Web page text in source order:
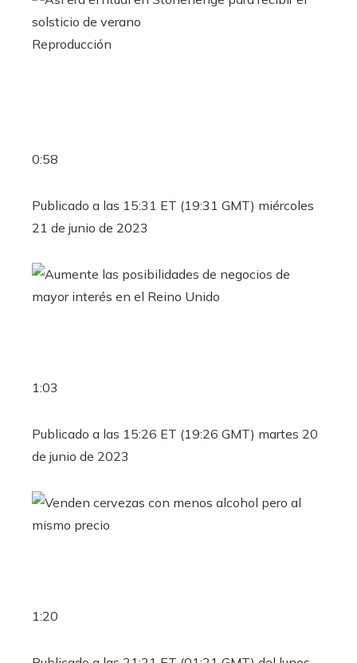
Reproducción
0:58
Publicado a las 15:31 ET (19:31 GMT) miércoles
21 de junio de 2023
1:03
Publicado a las 15:26 ET (19:26 GMT) martes 20
de junio de 2023
1:20